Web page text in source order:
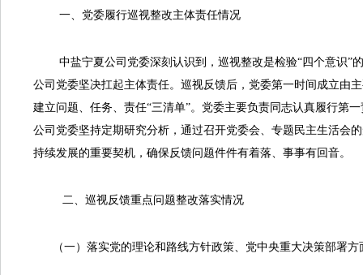
一、党委履行巡视整改主体责任情况
中盐宁夏公司党委深刻认识到，巡视整改是检验“四个意识”的
公司党委坚决扛起主体责任。巡视反馈后，党委第一时间成立由
建立问题、任务、责任“三清单”。党委主要负责同志认真履行第
公司党委坚持定期研究分析，通过召开党委会、专题民主生活会
持续发展的重要契机，确保反馈问题件件有着落、事事有回音。
二、巡视反馈重点问题整改落实情况
（一）落实党的理论和路线方针政策、党中央重大决策部署方